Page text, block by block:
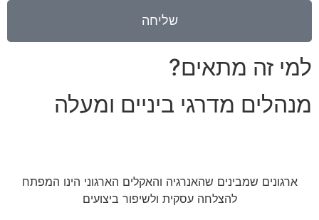
שליחה
למי זה מתאים?
מנהלים מדרגי ביניים ומעלה
ארגונים שמבינים שהאנרגיה והאקלים הארגוני הינו המפתח
להצלחה עסקית ולשיפור ביצועים